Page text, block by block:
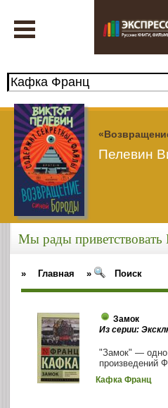
Пелевин
Мы рады приветствовать
» Главная » Поиск
Замок
Из серии:
"Замок" — одно
произведений
Кафка Франц